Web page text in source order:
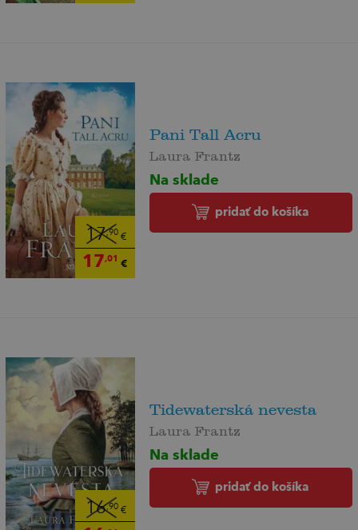
17,90€
17,01 €
Pani Tall Acru
Laura Frantz
Na sklade
pridať do košíka
16,90€
Tidewaterská nevesta
Laura Frantz
Na sklade
pridať do košíka